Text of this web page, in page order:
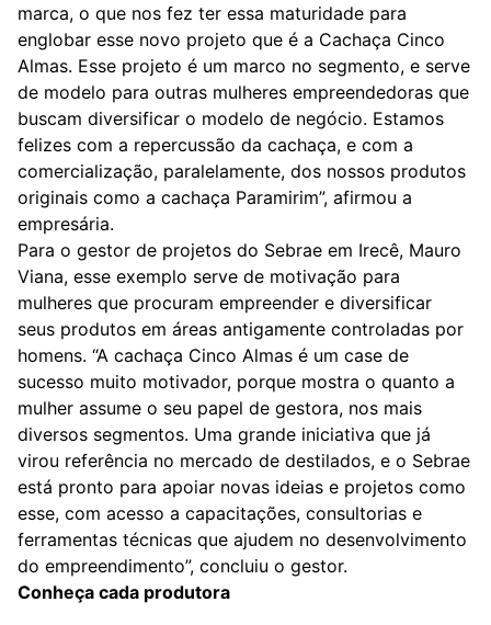
marca, o que nos fez ter essa maturidade para
englobar esse novo projeto que é a Cachaça Cinco
Almas. Esse projeto é um marco no segmento, e serve
de modelo para outras mulheres empreendedoras que
buscam diversificar o modelo de negócio. Estamos
felizes com a repercussão da cachaça, e com a
comercialização, paralelamente, dos nossos produtos
originais como a cachaça Paramirim”, afirmou a
empresária.
Para o gestor de projetos do Sebrae em Irecê, Mauro
Viana, esse exemplo serve de motivação para
mulheres que procuram empreender e diversificar
seus produtos em áreas antigamente controladas por
homens. “A cachaça Cinco Almas é um case de
sucesso muito motivador, porque mostra o quanto a
mulher assume o seu papel de gestora, nos mais
diversos segmentos. Uma grande iniciativa que já
virou referência no mercado de destilados, e o Sebrae
está pronto para apoiar novas ideias e projetos como
esse, com acesso a capacitações, consultorias e
ferramentas técnicas que ajudem no desenvolvimento
do empreendimento”, concluiu o gestor.
Conheça cada produtora